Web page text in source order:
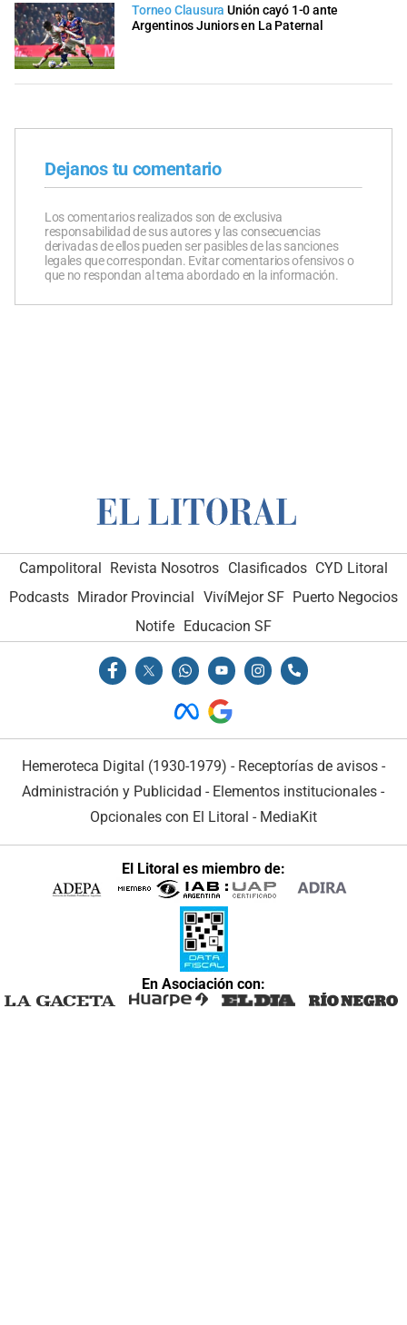
Torneo Clausura Unión cayó 1-0 ante
Argentinos Juniors en La Paternal
Dejanos tu comentario
Los comentarios realizados son de exclusiva
responsabilidad de sus autores y las consecuencias
derivadas de ellos pueden ser pasibles de las sanciones
legales que correspondan. Evitar comentarios ofensivos o
que no respondan al tema abordado en la información.
Campolitoral Revista Nosotros Clasificados CYD Litoral
Podcasts Mirador Provincial VivíMejor SF Puerto Negocios
Notife Educacion SF
Hemeroteca Digital (1930-1979) - Receptorías de avisos -
Administración y Publicidad - Elementos institucionales -
Opcionales con El Litoral - MediaKit
El Litoral es miembro de:
En Asociación con: